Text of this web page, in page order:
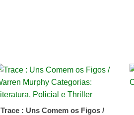
Trace : Uns Comem os Figos /